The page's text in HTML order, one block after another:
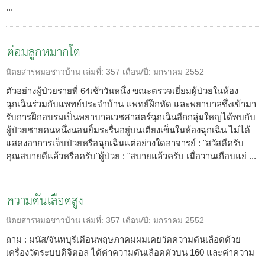
...
ต่อมลูกหมากโต
นิตยสารหมอชาวบ้าน เล่มที่: 357 เดือน/ปี: มกราคม 2552
ตัวอย่างผู้ป่วยรายที่ 64เช้าวันหนึ่ง ขณะตรวจเยี่ยมผู้ป่วยในห้อง
ฉุกเฉินร่วมกับแพทย์ประจำบ้าน แพทย์ฝึกหัด และพยาบาลซึ่งเข้ามา
รับการฝึกอบรมเป็นพยาบาลเวชศาสตร์ฉุกเฉินอีกกลุ่มใหญได้พบกับ
ผู้ป่วยชายคนหนึ่งนอนยิ้มระรื่นอยู่บนเตียงเข็นในห้องฉุกเฉิน ไม่ได้
แสดงอาการเจ็บป่วยหรือฉุกเฉินแต่อย่างใดอาจารย์ : "สวัสดีครับ
คุณสบายดีแล้วหรือครับ"ผู้ป่วย : "สบายแล้วครับ เมื่อวานเกือบแย่ ...
ความดันเลือดสูง
นิตยสารหมอชาวบ้าน เล่มที่: 357 เดือน/ปี: มกราคม 2552
ถาม : มนัส/จันทบุรีเดือนพฤษภาคมผมเคยวัดความดันเลือดด้วย
เครื่องวัดระบบดิจิตอล ได้ค่าความดันเลือดตัวบน 160 และค่าความ